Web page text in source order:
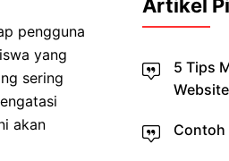
pengguna
yang
sering
akan
Artikel
5 Tips
Contoh